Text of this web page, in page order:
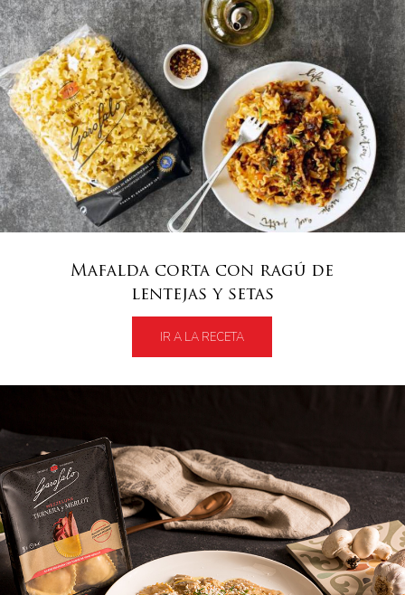
Mafalda corta con ragú de
lentejas y setas
IR A LA RECETA